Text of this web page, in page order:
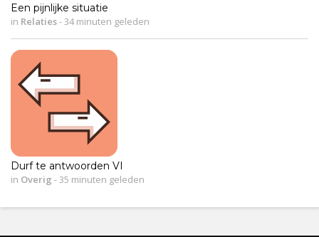
Een pijnlijke situatie
in Relaties-34 minuten geleden
Durf te antwoorden VI
in Overig -35 minuten geleden